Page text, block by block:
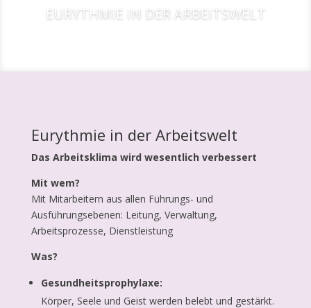
EURYTHMIE IN DER ARBEITSWELT
Eurythmie in der Arbeitswelt
Das Arbeitsklima wird wesentlich verbessert
Mit wem?
Mit Mitarbeitern aus allen Führungs- und
Ausführungsebenen: Leitung, Verwaltung,
Arbeitsprozesse, Dienstleistung
Was?
Gesundheitsprophylaxe:
Körper, Seele und Geist werden belebt und gestärkt.